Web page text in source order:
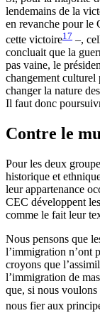
lendemains de la
en revanche pour le
cette victoire17 –,
concluait que la
pas vaine, le
changement culturel
changer la nature
Il faut donc
Contre le
Pour les deux
historique et
leur appartenance
CEC développent
comme le fait leur
Nous pensons que
l’immigration n’ont
croyons que
l’immigration de
que, si nous
nous fier aux